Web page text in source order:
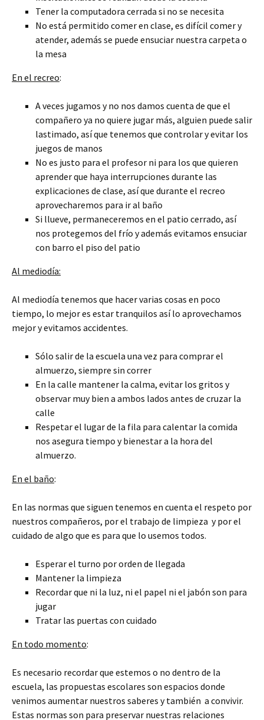
Tener la computadora cerrada si no se necesita
No está permitido comer en clase, es difícil comer y
atender, además se puede ensuciar nuestra carpeta o
la mesa
En el recreo:
A veces jugamos y no nos damos cuenta de que el
compañero ya no quiere jugar más, alguien puede salir
lastimado, así que tenemos que controlar y evitar los
juegos de manos
No es justo para el profesor ni para los que quieren
aprender que haya interrupciones durante las
explicaciones de clase, así que durante el recreo
aprovecharemos para ir al baño
Si llueve, permaneceremos en el patio cerrado, así
nos protegemos del frío y además evitamos ensuciar
con barro el piso del patio
Al mediodía:
Al mediodía tenemos que hacer varias cosas en poco
tiempo, lo mejor es estar tranquilos así lo aprovechamos
mejor y evitamos accidentes.
Sólo salir de la escuela una vez para comprar el
almuerzo, siempre sin correr
En la calle mantener la calma, evitar los gritos y
observar muy bien a ambos lados antes de cruzar la
calle
Respetar el lugar de la fila para calentar la comida
nos asegura tiempo y bienestar a la hora del
almuerzo.
En el baño:
En las normas que siguen tenemos en cuenta el respeto por
nuestros compañeros, por el trabajo de limpieza y por el
cuidado de algo que es para que lo usemos todos.
Esperar el turno por orden de llegada
Mantener la limpieza
Recordar que ni la luz, ni el papel ni el jabón son para
jugar
Tratar las puertas con cuidado
En todo momento:
Es necesario recordar que estemos o no dentro de la
escuela, las propuestas escolares son espacios donde
venimos aumentar nuestros saberes y también a convivir.
Estas normas son para preservar nuestras relaciones